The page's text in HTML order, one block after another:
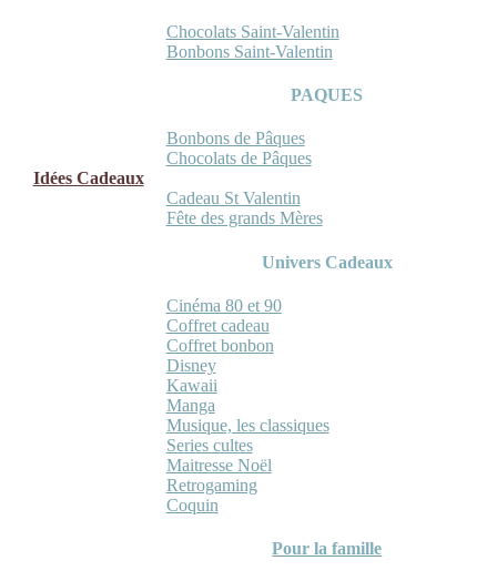
Chocolats Saint-Valentin
Bonbons Saint-Valentin
PAQUES
Bonbons de Pâques
Chocolats de Pâques
Idées Cadeaux
Cadeau St Valentin
Fête des grands Mères
Univers Cadeaux
Cinéma 80 et 90
Coffret cadeau
Coffret bonbon
Disney
Kawaii
Manga
Musique, les classiques
Series cultes
Maitresse Noël
Retrogaming
Coquin
Pour la famille